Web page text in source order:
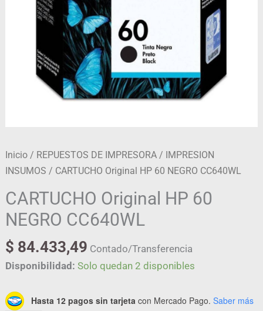
Inicio / REPUESTOS DE IMPRESORA / IMPRESION
INSUMOS / CARTUCHO Original HP 60 NEGRO CC640WL
CARTUCHO Original HP 60
NEGRO CC640WL
$ 84.433,49 Contado/Transferencia
Disponibilidad: Solo quedan 2 disponibles
Hasta 12 pagos sin tarjeta con Mercado Pago. Saber más